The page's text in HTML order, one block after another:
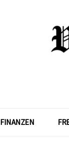
FINANZEN